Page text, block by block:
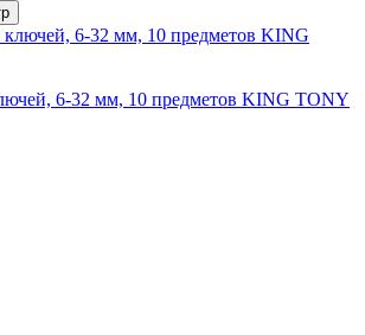
6-32 мм, 10 предметов KING TONY